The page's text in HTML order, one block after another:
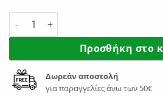
Under Armour Infinite Men's
Προσθήκη στο
Δωρεάν αποστολή
για παραγγελίες άνω των 50€